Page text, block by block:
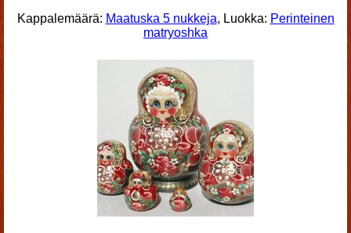
Kappalemäärä: Maatuska 5 nukkeja, Luokka: Perinteinen
matryoshka